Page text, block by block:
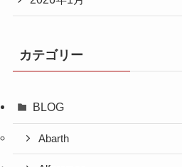
カテゴリー
BLOG
Abarth